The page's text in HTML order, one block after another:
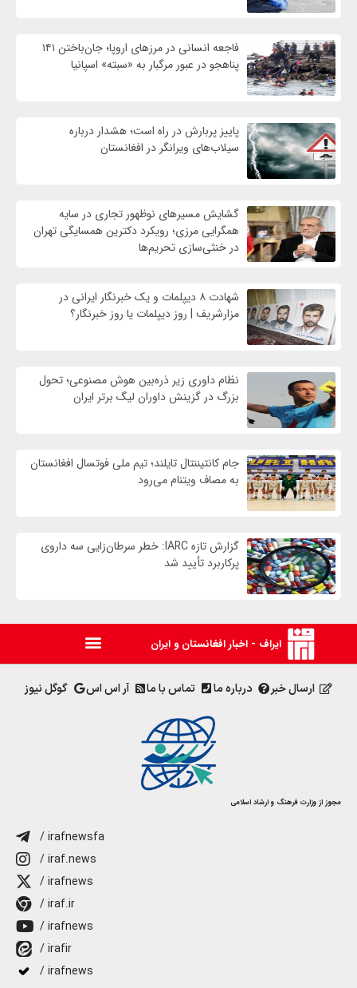
فاجعه انسانی در مرزهای اروپا؛ جان‌باختن ۱۴۱
پناهجو در عبور مرگبار به «سبته» اسپانیا
پاییز پربارش در راه است؛ هشدار درباره
سیلاب‌های ویرانگر در افغانستان
گشایش مسیرهای نوظهور تجاری در سایه
همگرایی مرزی؛ رویکرد دکترین همسایگی تهران
در خنثی‌سازی تحریم‌ها
شهادت ۸ دیپلمات و یک خبرنگار ایرانی در
مزارشریف | روز دیپلمات یا روز خبرنگار؟
نظام داوری زیر ذره‌بین هوش مصنوعی؛ تحول
بزرگ در گزینش داوران لیگ برتر ایران
جام کانتیننتال تایلند؛ تیم ملی فوتسال افغانستان
به مصاف ویتنام می‌رود
گزارش تازه IARC: خطر سرطان‌زایی سه داروی
پرکاربرد تأیید شد
ایراف - اخبار افغانستان و ایران
ارسال خبر درباره ما تماس با ما آر اس اس گوگل نیوز
مجوز از وزارت فرهنگ و ارشاد اسلامی
/ irafnewsfa
/ iraf.news
/ irafnews
/ iraf.ir
/ irafnews
/ irafir
/ irafnews